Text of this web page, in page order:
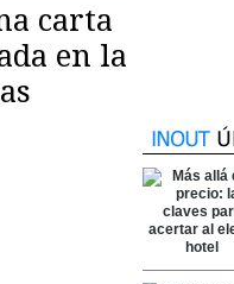
carta
en la